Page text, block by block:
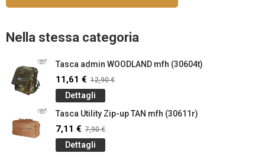
Nella stessa categoria
Tasca admin WOODLAND mfh (30604t)
11,61 € 12,90 €
Dettagli
Tasca Utility Zip-up TAN mfh (30611r)
7,11 € 7,90 €
Dettagli